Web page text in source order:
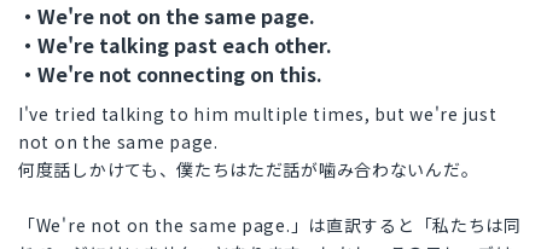
・We're not on the same page.
・We're talking past each other.
・We're not connecting on this.
I've tried talking to him multiple times, but we're just
not on the same page.
何度話しかけても、僕たちはただ話が噛み合わないんだ。
「We're not on the same page.」は直訳すると「私たちは同